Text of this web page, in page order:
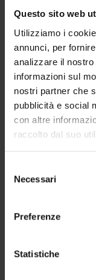
Questo sito web
Utilizziamo i
annunci, per
analizzare il
informazioni sul
nostri partner che
pubblicità e social
con altre
raccolto dal suo
delNecessari
Preferenze
Statistiche